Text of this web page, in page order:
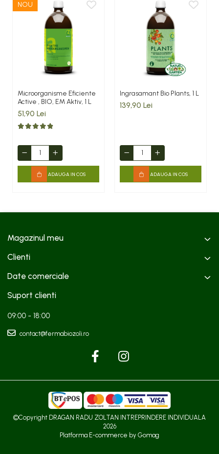
NOU
Microorganisme Eficiente
Active , BIO, EM Aktiv, 1 L
51,90 Lei
ADAUGA IN COS
Ingrasamant Bio Plants, 1 L
139,90 Lei
ADAUGA IN COS
Magazinul meu
Clienti
Date comerciale
Suport clienti
09:00 - 18:00
contact@fermabiozoli.ro
©Copyright DRAGAN RADU ZOLTAN INTREPRINDERE INDIVIDUALA
2026
Platforma E-commerce by Gomag